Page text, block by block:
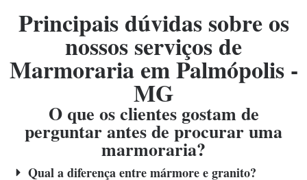
Principais dúvidas sobre os
nossos serviços de
Marmoraria em Palmópolis -
MG
O que os clientes gostam de
perguntar antes de procurar uma
marmoraria?
Qual a diferença entre mármore e granito?